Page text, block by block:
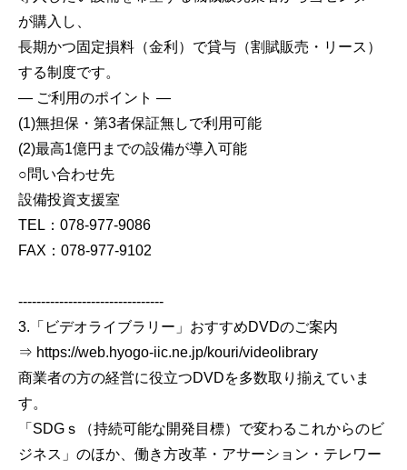
が購入し、
長期かつ固定損料（金利）で貸与（割賦販売・リース）
する制度です。
― ご利用のポイント ―
(1)無担保・第3者保証無しで利用可能
(2)最高1億円までの設備が導入可能
○問い合わせ先
設備投資支援室
TEL：078-977-9086
FAX：078-977-9102
--------------------------------
3.「ビデオライブラリー」おすすめDVDのご案内
⇒ https://web.hyogo-iic.ne.jp/kouri/videolibrary
商業者の方の経営に役立つDVDを多数取り揃えていま
す。
「SDGｓ（持続可能な開発目標）で変わるこれからのビ
ジネス」のほか、働き方改革・アサーション・テレワー